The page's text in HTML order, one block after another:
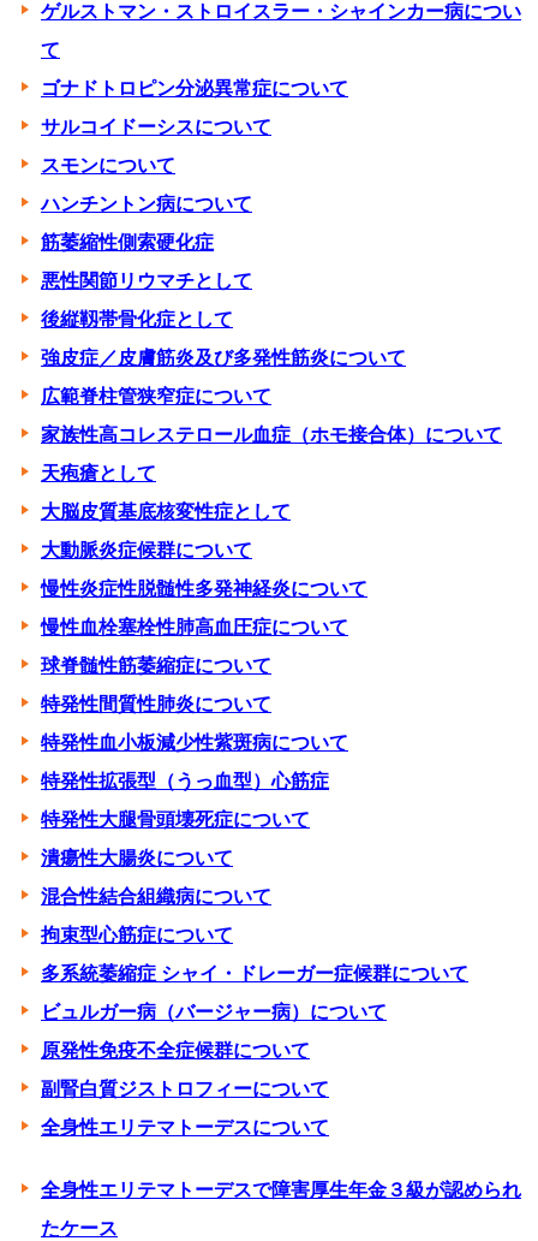
ゲルストマン・ストロイスラー・シャインカー病につい
て
ゴナドトロピン分泌異常症について
サルコイドーシスについて
スモンについて
ハンチントン病について
筋萎縮性側索硬化症
悪性関節リウマチとして
後縦靱帯骨化症として
強皮症／皮膚筋炎及び多発性筋炎について
広範脊柱管狭窄症について
家族性高コレステロール血症（ホモ接合体）について
天疱瘡として
大脳皮質基底核変性症として
大動脈炎症候群について
慢性炎症性脱髄性多発神経炎について
慢性血栓塞栓性肺高血圧症について
球脊髄性筋萎縮症について
特発性間質性肺炎について
特発性血小板減少性紫斑病について
特発性拡張型（うっ血型）心筋症
特発性大腿骨頭壊死症について
潰瘍性大腸炎について
混合性結合組織病について
拘束型心筋症について
多系統萎縮症 シャイ・ドレーガー症候群について
ビュルガー病（バージャー病）について
原発性免疫不全症候群について
副腎白質ジストロフィーについて
全身性エリテマトーデスについて
全身性エリテマトーデスで障害厚生年金３級が認められ
たケース